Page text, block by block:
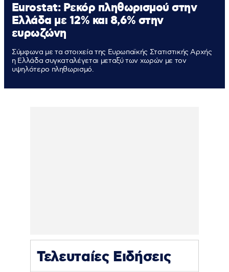
Eurostat: Ρεκόρ πληθωρισμού στην
Ελλάδα με 12% και 8,6% στην
ευρωζώνη
Σύμφωνα με τα στοιχεία της Ευρωπαϊκής Στατιστικής Αρχής
η Ελλάδα συγκαταλέγεται μεταξύ των χωρών με τον
υψηλότερο πληθωρισμό.
Τελευταίες Ειδήσεις